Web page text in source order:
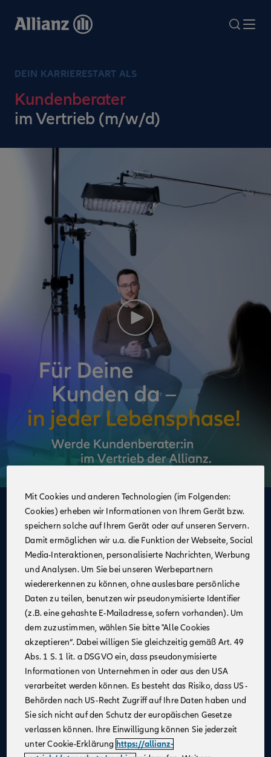
zum
search
DEIN KARRIERESTART ALS
Kundenberater
im Vertrieb (m/w/d)
Deine Vorteile
im Vertrieb der Allianz
Kontinuierliche Unterstützung : Profitiere von
Schulungen und Coachings durch erfahrene
Mitarbeiter:innen, Trainer:innen und Führungskräfte,
um fachlich und persönlich zu wachsen.
Flexible Arbeitsmöglichkeiten
: Nutze unsere
digitalen Beratungstools, um von überall aus zu
arbeiten und Deine Kundinnen und Kunden
bestmöglich zu betreuen.
Attraktives Vergütungsmodell: Gestalte Dein
Einkommen selbst – durch Fleiß und Engagement
kannst Du über Dein Festgehalt hinaus Provisionen
und leistungsbezogene Sondervergütungen
verdienen.
Mit Cookies und anderen Technologien (im Folgenden:
Cookies) erheben wir Informationen von Ihrem Gerät bzw.
speichern solche auf Ihrem Gerät oder auf unseren Servern.
Damit ermöglichen wir u.a. die Funktion der Webseite, Social
Media-Interaktionen, personalisierte Nachrichten, Werbung
und Analysen. Um Sie bei unseren Werbepartnern
wiedererkennen zu können, ohne auslesbare persönliche
Daten zu teilen, benutzen wir pseudonymisierte Identifier
(z.B. eine gehashte E-Mailadresse, sofern vorhanden). Um
dem zuzustimmen, wählen Sie bitte "Alle Cookies
akzeptieren“. Dabei willigen Sie gleichzeitig gemäß Art. 49
Abs. 1 S. 1 lit. a DSGVO ein, dass pseudonymisierte
Informationen von Unternehmen in oder aus den USA
verarbeitet werden können. Es besteht das Risiko, dass US-
Behörden nach US-Recht Zugriff auf Ihre Daten haben und
Sie sich nicht auf den Schutz der europäischen Gesetze
verlassen können. Ihre Einwilligung können Sie jederzeit
unter Cookie-Erklärung https://allianz-